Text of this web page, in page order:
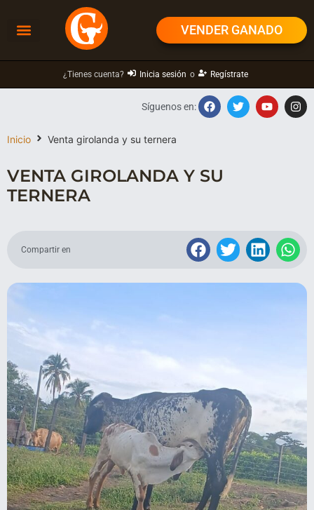
VENDER GANADO
¿Tienes cuenta? Inicia sesión o Regístrate
Inicio Venta girolanda y su ternera
Síguenos en:
VENTA GIROLANDA Y SU
TERNERA
Compartir en